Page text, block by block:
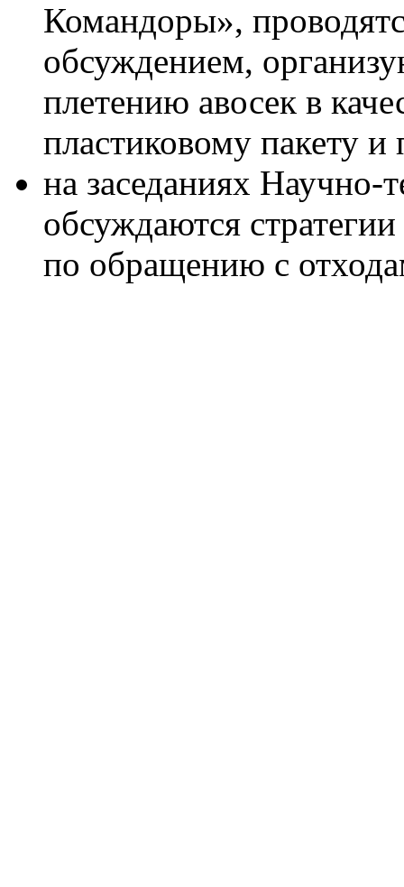
Командоры»,
обсуждением,
плетению авосек в
пластиковому пакету и
на заседаниях Научно-
обсуждаются
по обращению с